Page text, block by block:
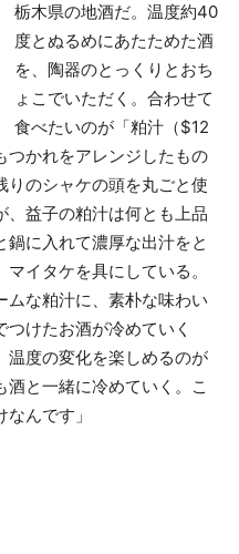
栃木県の地酒だ。温度約40
度とぬるめにあたためた酒
を、陶器のとっくりとおち
ょこでいただく。合わせて
食べたいのが「粕汁（$12
つかれをアレンジしたもの
りのシャケの頭を丸ごと使
、益子の粕汁は何とも上品
に入れて濃厚な出汁をと
イタケを具にしている。
ムな粕汁に、素朴な味わい
けたお酒が冷めていく
温度の変化を楽しめるのが
と一緒に冷めていく。こ
んです」